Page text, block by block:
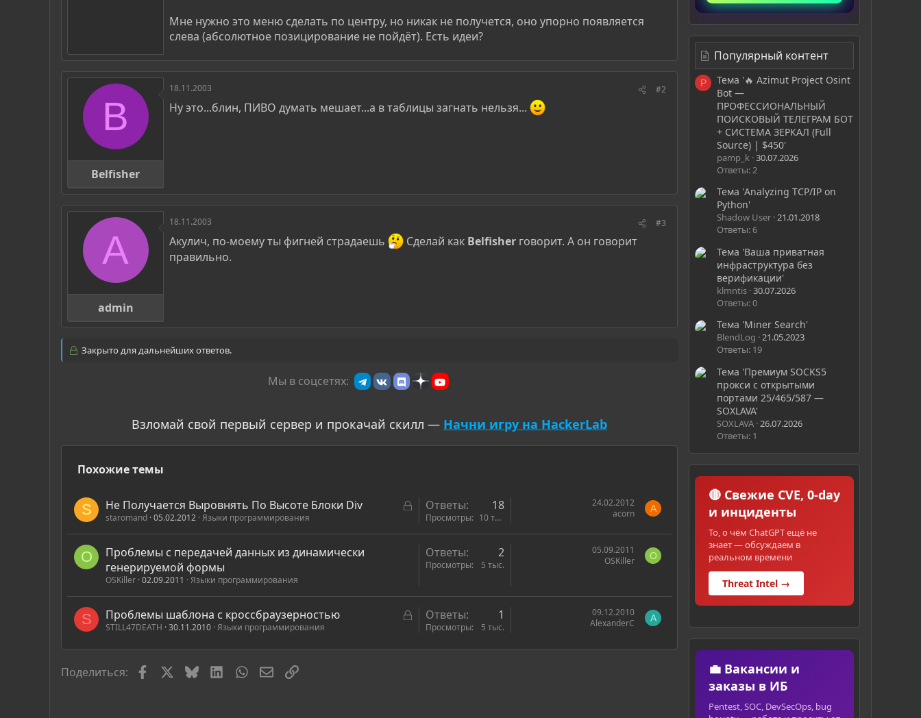
Мне нужно это меню сделать по центру, но никак не получется, оно упорно появляется
слева (абсолютное позицирование не пойдёт). Есть идеи?
B
Belfisher
18.11.2003 #2
Ну это...блин, ПИВО думать мешает...а в таблицы загнать нельзя...
A
admin
18.11.2003 #3
Акулич, по-моему ты фигней страдаешь Сделай как Belfisher говорит. А он говорит
правильно.
Закрыто для дальнейших ответов.
Мы в соцсетях:
Взломай свой первый сервер и прокачай скилл — Начни игру на HackerLab
Похожие темы
S
З
к
о
Не Получается Выровнять По Высоте Блоки Div
staromand 05.02.2012 Языки программирования
Ответы 18
Просмотры 10 тыс.
24.02.2012
acorn
A
O
Проблемы с передачей данных из динамически
генерируемой формы
OSKiller 02.09.2011 Языки программирования
Ответы 2
Просмотры 5 тыс.
05.09.2011
OSKiller
O
S
З
Проблемы шаблона с кроссбраузерностью
STILL47DEATH 30.11.2010 Языки программирования
Ответы 1
Просмотры 5 тыс.
09.12.2010
AlexanderC
A
Поделиться: FacebookBlueskyLinkedInWhatsAppЭлектронная почта
Ссылка
Популярный контент
P
Тема '🔥 Azimut Project Osint
Bot —
ПРОФЕССИОНАЛЬНЫЙ
ПОИСКОВЫЙ ТЕЛЕГРАМ БОТ
+ СИСТЕМА ЗЕРКАЛ (Full
Source) | $450'
pamp_k 30.07.2026
Ответы: 2
Тема 'Analyzing TCP/IP on
Python'
Shadow User 21.01.2018
Ответы: 6
Тема 'Ваша приватная
инфраструктура без
верификации'
klmntis 30.07.2026
Ответы: 0
Тема 'Miner Search'
BlendLog 21.05.2023
Ответы: 19
Тема 'Премиум SOCKS5
прокси с открытыми
портами 25/465/587 —
SOXLAVA'
SOXLAVA 26.07.2026
Ответы: 1
🔴 Свежие CVE, 0-day
и инциденты
То, о чём ChatGPT ещё не
знает — обсуждаем в
реальном времени
Threat Intel →
💼 Вакансии и
заказы в ИБ
Pentest, SOC, DevSecOps, bug